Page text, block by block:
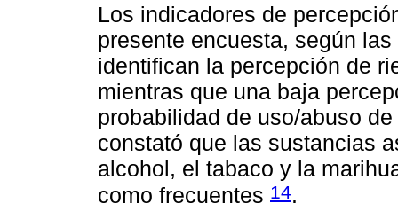
Los indicadores de
presente encuesta, según
identifican la percepción de
mientras que una baja
probabilidad de uso/abuso
constató que las sustancias
alcohol, el tabaco y la
como frecuentes 14.